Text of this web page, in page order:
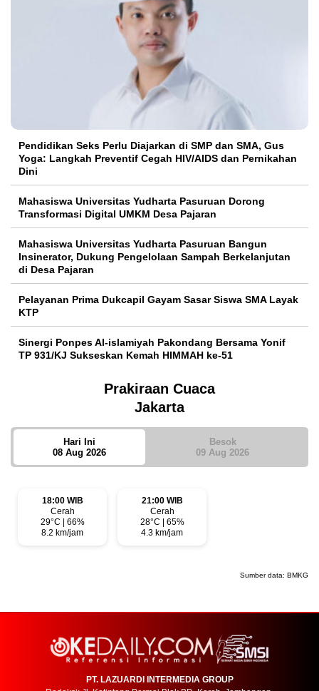
Pendidikan Seks Perlu Diajarkan di SMP dan SMA, Gus
Yoga: Langkah Preventif Cegah HIV/AIDS dan Pernikahan
Dini
Mahasiswa Universitas Yudharta Pasuruan Dorong
Transformasi Digital UMKM Desa Pajaran
Mahasiswa Universitas Yudharta Pasuruan Bangun
Insinerator, Dukung Pengelolaan Sampah Berkelanjutan
di Desa Pajaran
Pelayanan Prima Dukcapil Gayam Sasar Siswa SMA Layak
KTP
Sinergi Ponpes Al-islamiyah Pakondang Bersama Yonif
TP 931/KJ Sukseskan Kemah HIMMAH ke-51
Prakiraan Cuaca
Jakarta
Hari Ini
08 Aug 2026
Besok
09 Aug 2026
18:00 WIB
Cerah
29°C | 66%
8.2 km/jam
21:00 WIB
Cerah
28°C | 65%
4.3 km/jam
Sumber data: BMKG
PT. LAZUARDI INTERMEDIA GROUP